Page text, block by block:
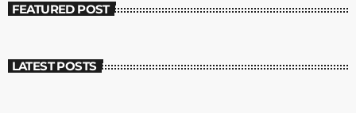
FEATURED POST
LATEST POSTS